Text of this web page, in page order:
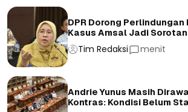
DPR Dorong
Kasus Amsal Jadi Sorotan
Tim Redaksi menit
Andrie Yunus Masih
Kontras: Kondisi Belum